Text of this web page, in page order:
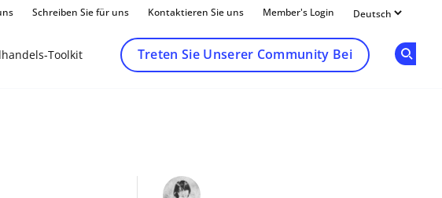
Schreiben Sie für uns Kontaktieren Sie uns Member's Login
Toolkit Treten Sie Unserer Community Bei